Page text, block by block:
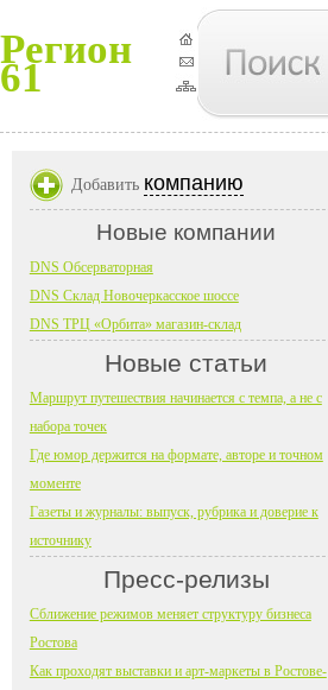
Регион
61
Добавить компанию
Новые компании
DNS Обсерваторная
DNS Склад Новочеркасское шоссе
DNS ТРЦ «Орбита» магазин-склад
Новые статьи
Маршрут путешествия начинается с темпа, а не с
набора точек
Где юмор держится на формате, авторе и точном
моменте
Газеты и журналы: выпуск, рубрика и доверие к
источнику
Пресс-релизы
Сближение режимов меняет структуру бизнеса
Ростова
Как проходят выставки и арт-маркеты в Ростове-